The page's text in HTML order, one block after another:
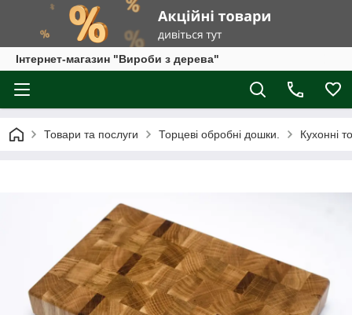
Інтернет-магазин "Вироби з дерева"
Товари та послуги Торцеві обробні дошки. Кухонні